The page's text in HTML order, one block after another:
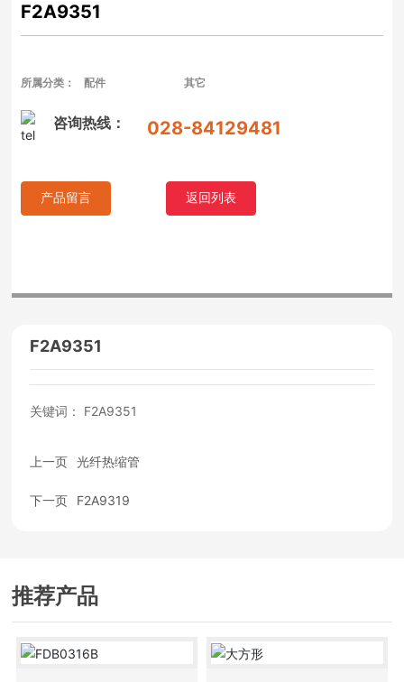
F2A9351
所属分类： 配件 其它
咨询热线： 028-84129481
产品留言 返回列表
F2A9351
关键词： F2A9351
上一页 光纤热缩管
下一页 F2A9319
推荐产品